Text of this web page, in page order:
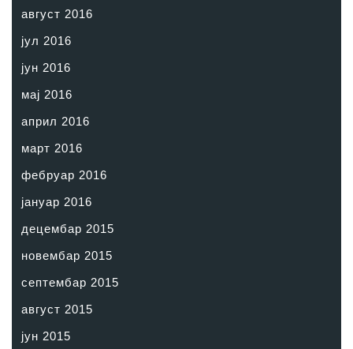
август 2016
јул 2016
јун 2016
мај 2016
април 2016
март 2016
фебруар 2016
јануар 2016
децембар 2015
новембар 2015
септембар 2015
август 2015
јун 2015